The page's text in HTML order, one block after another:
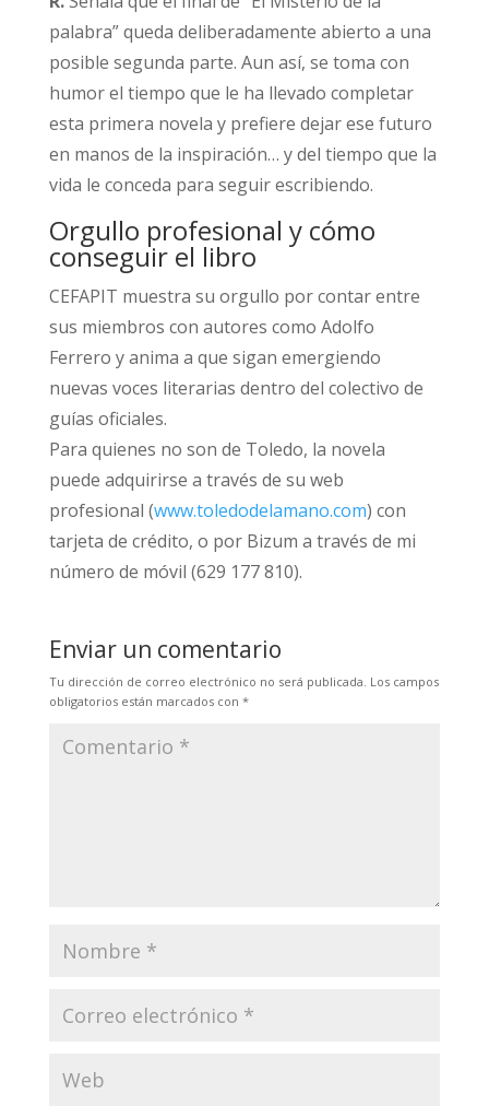
palabra” queda deliberadamente abierto a una
posible segunda parte. Aun así, se toma con
humor el tiempo que le ha llevado completar
esta primera novela y prefiere dejar ese futuro
en manos de la inspiración… y del tiempo que la
vida le conceda para seguir escribiendo.​
Orgullo profesional y cómo
conseguir el libro
CEFAPIT muestra su orgullo por contar entre
sus miembros con autores como Adolfo
Ferrero y anima a que sigan emergiendo
nuevas voces literarias dentro del colectivo de
guías oficiales.​
Para quienes no son de Toledo, la novela
puede adquirirse a través de su web
profesional (www.toledodelamano.com) con
tarjeta de crédito, o por Bizum a través de mi
número de móvil (629 177 810).
Enviar un comentario
Tu dirección de correo electrónico no será publicada. Los campos
obligatorios están marcados con *